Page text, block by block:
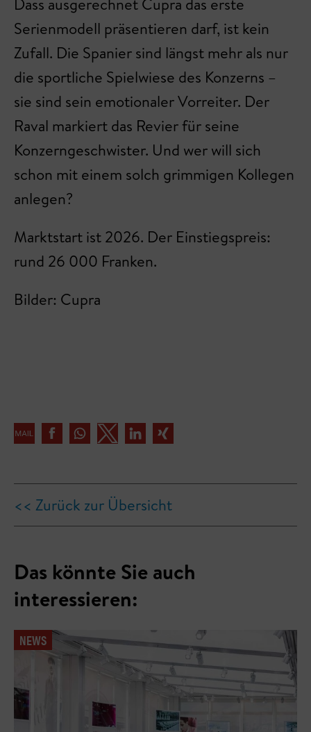
Serienmodell präsentieren darf, ist kein
Zufall. Die Spanier sind längst mehr als nur
die sportliche Spielwiese des Konzerns –
sie sind sein emotionaler Vorreiter. Der
Raval markiert das Revier für seine
Konzerngeschwister. Und wer will sich
schon mit einem solch grimmigen Kollegen
anlegen?
Marktstart ist 2026. Der Einstiegspreis:
rund 26 000 Franken.
Bilder: Cupra
<< Zurück zur Übersicht
Das könnte Sie auch
interessieren:
NEWS